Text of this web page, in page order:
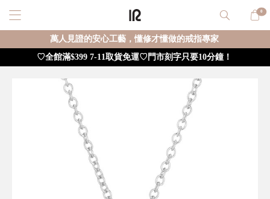
0
萬人見證的安心工藝，懂修才懂做的戒指專家
♡全館滿$399 7-11取貨免運♡門市刻字只要10分鐘！